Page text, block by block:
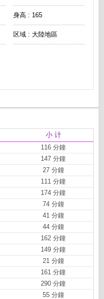
身高 : 165
区域 : 大陸地區
小 计
116 分鐘
147 分鐘
27 分鐘
111 分鐘
174 分鐘
74 分鐘
41 分鐘
44 分鐘
162 分鐘
149 分鐘
21 分鐘
161 分鐘
290 分鐘
55 分鐘